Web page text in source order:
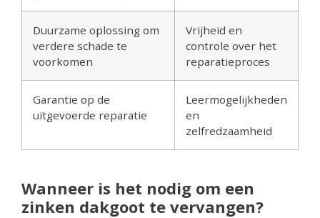
Duurzame oplossing om
verdere schade te
voorkomen
Vrijheid en
controle over het
reparatieproces
Garantie op de
uitgevoerde reparatie
Leermogelijkheden
en
zelfredzaamheid
Wanneer is het nodig om een
zinken dakgoot te vervangen?